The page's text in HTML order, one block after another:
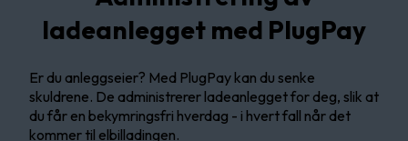
ladeanlegget med PlugPay
Er du anleggseier? Med PlugPay kan du senke
skuldrene. De administrerer ladeanlegget for deg, slik at
du får en bekymringsfri hverdag - i hvert fall når det
kommer til elbilladingen.